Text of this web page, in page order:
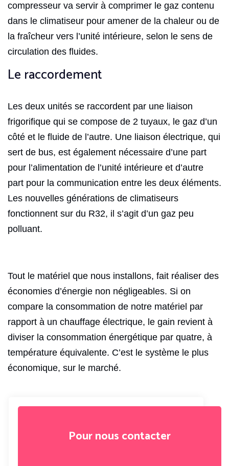
compresseur va servir à comprimer le gaz contenu
dans le climatiseur pour amener de la chaleur ou de
la fraîcheur vers l’unité intérieure, selon le sens de
circulation des fluides.
Le raccordement
Les deux unités se raccordent par une liaison
frigorifique qui se compose de 2 tuyaux, le gaz d’un
côté et le fluide de l’autre. Une liaison électrique, qui
sert de bus, est également nécessaire d’une part
pour l’alimentation de l’unité intérieure et d’autre
part pour la communication entre les deux éléments.
Les nouvelles générations de climatiseurs
fonctionnent sur du R32, il s’agit d’un gaz peu
polluant.
Tout le matériel que nous installons, fait réaliser des
économies d’énergie non négligeables. Si on
compare la consommation de notre matériel par
rapport à un chauffage électrique, le gain revient à
diviser la consommation énergétique par quatre, à
température équivalente. C’est le système le plus
économique, sur le marché.
Pour nous contacter